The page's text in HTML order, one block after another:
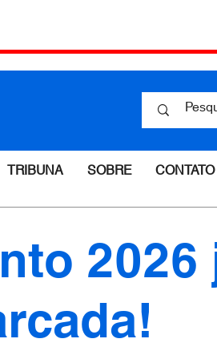
TRIBUNA SOBRE CONTATO
2026